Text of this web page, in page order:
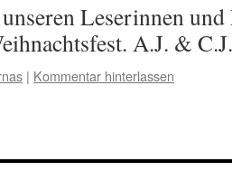
Leserinnen
A.J. & C.J.
| Kommentar hinterlassen